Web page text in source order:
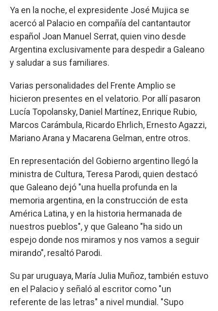
Ya en la noche, el expresidente José Mujica se
acercó al Palacio en compañía del cantantautor
español Joan Manuel Serrat, quien vino desde
Argentina exclusivamente para despedir a Galeano
y saludar a sus familiares.
Varias personalidades del Frente Amplio se
hicieron presentes en el velatorio. Por allí pasaron
Lucía Topolansky, Daniel Martínez, Enrique Rubio,
Marcos Carámbula, Ricardo Ehrlich, Ernesto Agazzi,
Mariano Arana y Macarena Gelman, entre otros.
En representación del Gobierno argentino llegó la
ministra de Cultura, Teresa Parodi, quien destacó
que Galeano dejó "una huella profunda en la
memoria argentina, en la construcción de esta
América Latina, y en la historia hermanada de
nuestros pueblos", y que Galeano "ha sido un
espejo donde nos miramos y nos vamos a seguir
mirando", resaltó Parodi.
Su par uruguaya, María Julia Muñoz, también estuvo
en el Palacio y señaló al escritor como "un
referente de las letras" a nivel mundial. "Supo